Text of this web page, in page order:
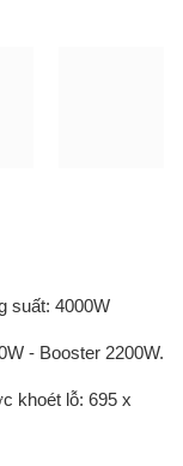
suất: 4000W
- Booster 2200W.
khoét lỗ: 695 x